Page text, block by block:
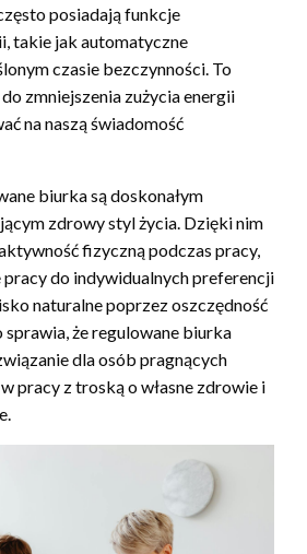
posiadają funkcje
takie jak automatyczne
czasie bezczynności. To
zmniejszenia zużycia energii
na naszą świadomość
biurka są doskonałym
zdrowy styl życia. Dzięki nim
fizyczną podczas pracy,
do indywidualnych preferencji
naturalne poprzez oszczędność
że regulowane biurka
dla osób pragnących
pracy z troską o własne zdrowie i